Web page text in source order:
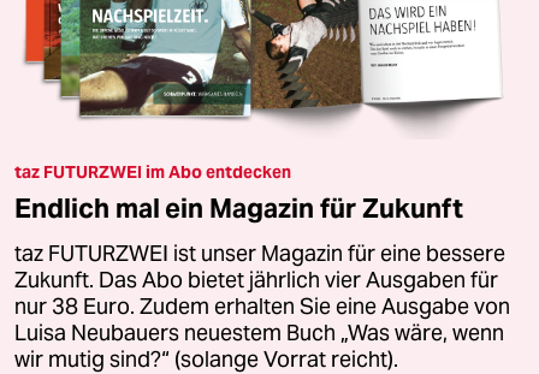
taz FUTURZWEI im Abo entdecken
Endlich mal ein Magazin für Zukunft
taz FUTURZWEI ist unser Magazin für eine bessere
Zukunft. Das Abo bietet jährlich vier Ausgaben für
nur 38 Euro. Zudem erhalten Sie eine Ausgabe von
Luisa Neubauers neuestem Buch „Was wäre, wenn
wir mutig sind?“ (solange Vorrat reicht).